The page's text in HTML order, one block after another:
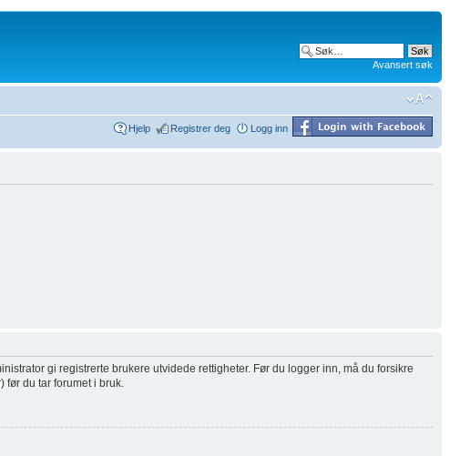
Avansert søk
Hjelp Registrer deg Logg inn
gi registrerte brukere utvidede rettigheter. Før du logger inn, må du forsikre
før du tar forumet i bruk.